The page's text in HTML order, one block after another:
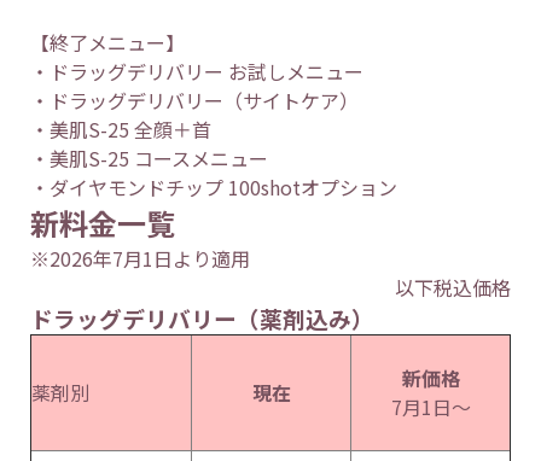
【終了メニュー】
・ドラッグデリバリー お試しメニュー
・ドラッグデリバリー（サイトケア）
・美肌S-25 全顔＋首
・美肌S-25 コースメニュー
・ダイヤモンドチップ 100shotオプション
新料金一覧
※2026年7月1日より適用
以下税込価格
ドラッグデリバリー（薬剤込み）
薬剤別 現在
新価格
7月1日～